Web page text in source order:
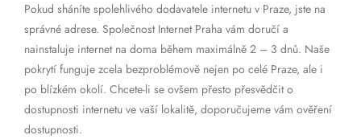
Pokud sháníte spolehlivého dodavatele internetu v Praze, jste na
správné adrese. Společnost Internet Praha vám doručí a
nainstaluje internet na doma během maximálně 2 – 3 dnů. Naše
pokrytí funguje zcela bezproblémově nejen po celé Praze, ale i
po blízkém okolí. Chcete-li se ovšem přesto přesvědčit o
dostupnosti internetu ve vaší lokalitě, doporučujeme vám ověření
dostupnosti.